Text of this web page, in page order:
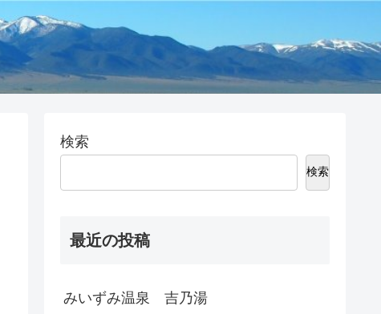
検索
検索
最近の投稿
みいずみ温泉 吉乃湯